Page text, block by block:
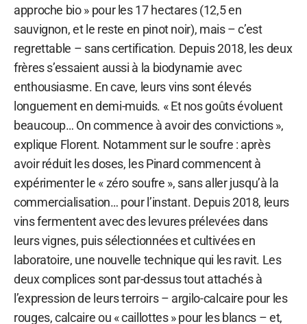
approche bio » pour les 17 hectares (12,5 en
sauvignon, et le reste en pinot noir), mais – c’est
regrettable – sans certification. Depuis 2018, les deux
frères s’essaient aussi à la biodynamie avec
enthousiasme. En cave, leurs vins sont élevés
longuement en demi-muids. « Et nos goûts évoluent
beaucoup… On commence à avoir des convictions »,
explique Florent. Notamment sur le soufre : après
avoir réduit les doses, les Pinard commencent à
expérimenter le « zéro soufre », sans aller jusqu’à la
commercialisation… pour l’instant. Depuis 2018, leurs
vins fermentent avec des levures prélevées dans
leurs vignes, puis sélectionnées et cultivées en
laboratoire, une nouvelle technique qui les ravit. Les
deux complices sont par-dessus tout attachés à
l’expression de leurs terroirs – argilo-calcaire pour les
rouges, calcaire ou « caillottes » pour les blancs – et,